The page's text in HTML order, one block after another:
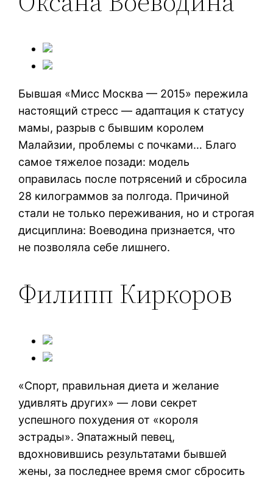
Бывшая «Мисс Москва — 2015» пережила
настоящий стресс — адаптация к статусу
мамы, разрыв с бывшим королем
Малайзии, проблемы с почками… Благо
самое тяжелое позади: модель
оправилась после потрясений и сбросила
28 килограммов за полгода. Причиной
стали не только переживания, но и строгая
дисциплина: Воеводина признается, что
не позволяла себе лишнего.
Филипп Киркоров
«Спорт, правильная диета и желание
удивлять других» — лови секрет
успешного похудения от «короля
эстрады». Эпатажный певец,
вдохновившись результатами бывшей
жены, за последнее время смог сбросить